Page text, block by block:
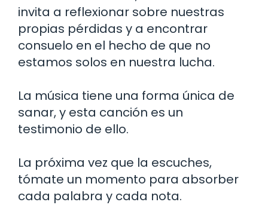
invita a reflexionar sobre nuestras
propias pérdidas y a encontrar
consuelo en el hecho de que no
estamos solos en nuestra lucha.
La música tiene una forma única de
sanar, y esta canción es un
testimonio de ello.
La próxima vez que la escuches,
tómate un momento para absorber
cada palabra y cada nota.